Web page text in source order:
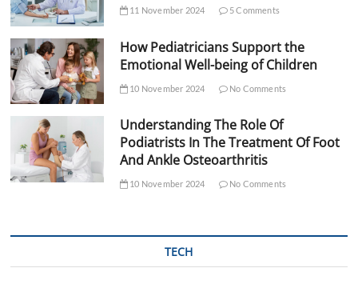
11 November 2024 5 Comments
How Pediatricians Support the
Emotional Well-being of Children
10 November 2024 No Comments
Understanding The Role Of
Podiatrists In The Treatment Of Foot
And Ankle Osteoarthritis
10 November 2024 No Comments
TECH